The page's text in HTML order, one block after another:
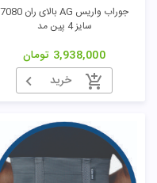
جوراب واریس AG بالای ران 7080
سایز 4 پین مد
3,938,000 تومان
خرید